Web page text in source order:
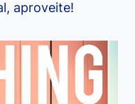
aproveite!